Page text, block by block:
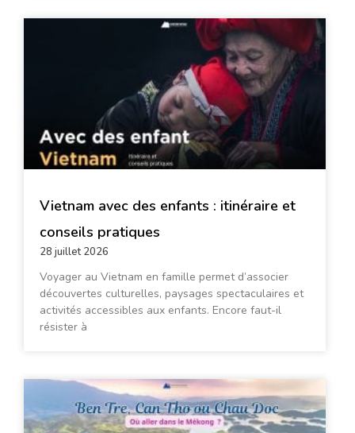
Vietnam avec des enfants : itinéraire et
conseils pratiques
28 juillet 2026
Voyager au Vietnam en famille permet d’associer
découvertes culturelles, paysages spectaculaires et
activités accessibles aux enfants. Encore faut-il
résister à